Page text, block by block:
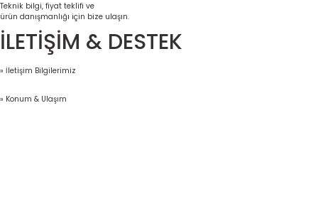
Teknik bilgi, fiyat teklifi ve
ürün danışmanlığı için bize ulaşın.
İLETİŞİM & DESTEK
» İletişim Bilgilerimiz
» Konum & Ulaşım